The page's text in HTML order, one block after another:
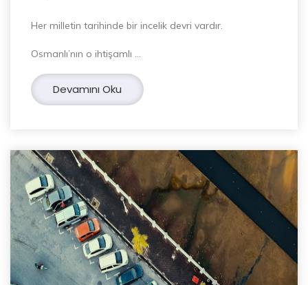
Her milletin tarihinde bir incelik devri vardır.
Osmanlı’nın o ihtişamlı …
Devamını Oku